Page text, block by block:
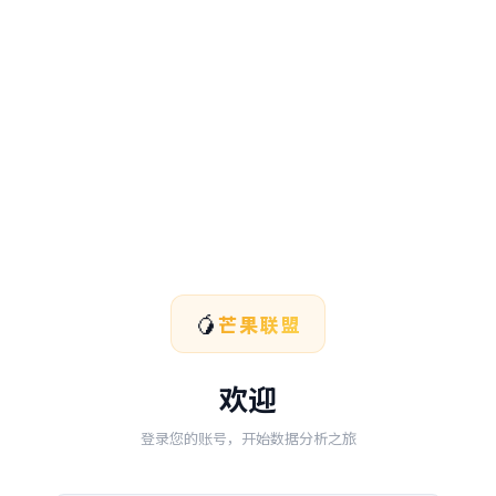
🥭芒果联盟
欢迎
登录您的账号，开始数据分析之旅